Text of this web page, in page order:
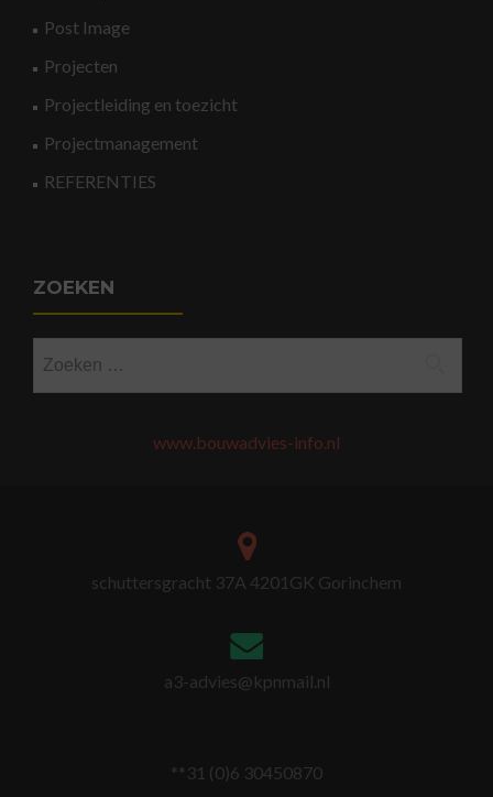
Post Image
Projecten
Projectleiding en toezicht
Projectmanagement
REFERENTIES
ZOEKEN
naar:
www.bouwadvies-info.nl
schuttersgracht 37A 4201GK Gorinchem
a3-advies@kpnmail.nl
**31 (0)6 30450870